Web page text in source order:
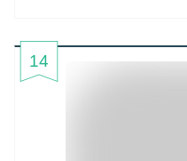
14